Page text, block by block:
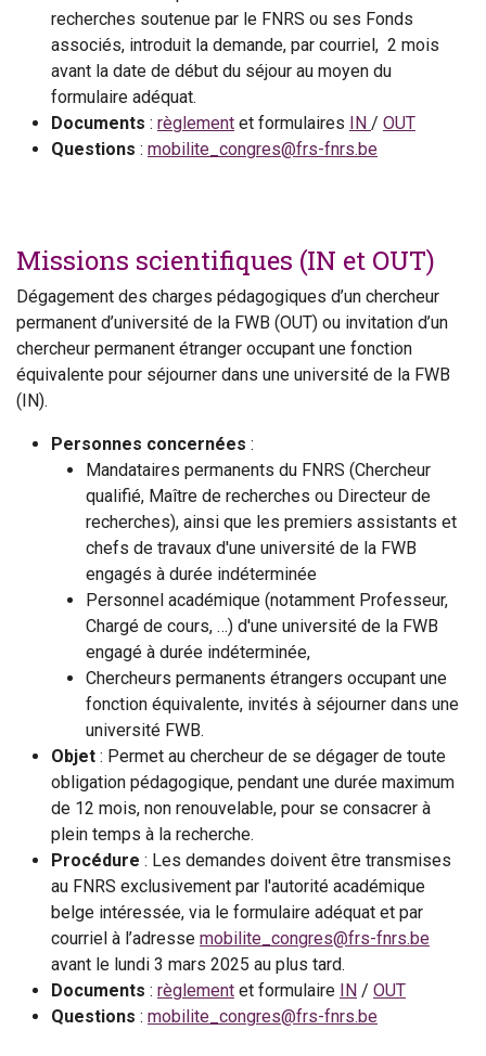
recherches soutenue par le FNRS ou ses Fonds
associés, introduit la demande, par courriel, 2 mois
avant la date de début du séjour au moyen du
formulaire adéquat.
Documents : règlement et formulaires IN / OUT
Questions : mobilite_congres@frs-fnrs.be
Missions scientifiques (IN et OUT)
Dégagement des charges pédagogiques d’un chercheur
permanent d’université de la FWB (OUT) ou invitation d’un
chercheur permanent étranger occupant une fonction
équivalente pour séjourner dans une université de la FWB
(IN).
Personnes concernées :
Mandataires permanents du FNRS (Chercheur
qualifié, Maître de recherches ou Directeur de
recherches), ainsi que les premiers assistants et
chefs de travaux d'une université de la FWB
engagés à durée indéterminée
Personnel académique (notamment Professeur,
Chargé de cours, …) d'une université de la FWB
engagé à durée indéterminée,
Chercheurs permanents étrangers occupant une
fonction équivalente, invités à séjourner dans une
université FWB.
Objet : Permet au chercheur de se dégager de toute
obligation pédagogique, pendant une durée maximum
de 12 mois, non renouvelable, pour se consacrer à
plein temps à la recherche.
Procédure : Les demandes doivent être transmises
au FNRS exclusivement par l'autorité académique
belge intéressée, via le formulaire adéquat et par
courriel à l’adresse mobilite_congres@frs-fnrs.be
avant le lundi 3 mars 2025 au plus tard.
Documents : règlement et formulaire IN / OUT
Questions : mobilite_congres@frs-fnrs.be